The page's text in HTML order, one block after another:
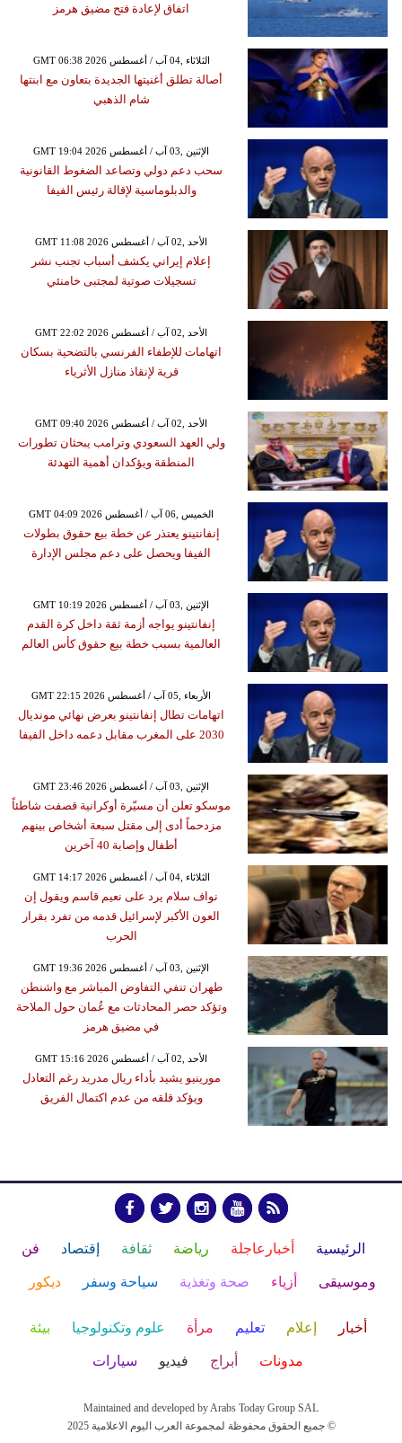
اتفاق لإعادة فتح مضيق هرمز
GMT 06:38 2026 الثلاثاء ,04 آب / أغسطس
أصالة تطلق أغنيتها الجديدة بتعاون مع ابنتها
شام الذهبي
GMT 19:04 2026 الإثنين ,03 آب / أغسطس
سحب دعم دولي وتصاعد الضغوط القانونية
والدبلوماسية لإقالة رئيس الفيفا
GMT 11:08 2026 الأحد ,02 آب / أغسطس
إعلام إيراني يكشف أسباب تجنب نشر
تسجيلات صوتية لمجتبى خامنئي
GMT 22:02 2026 الأحد ,02 آب / أغسطس
اتهامات للإطفاء الفرنسي بالتضحية بسكان
قرية لإنقاذ منازل الأثرياء
GMT 09:40 2026 الأحد ,02 آب / أغسطس
ولي العهد السعودي وترامب يبحثان تطورات
المنطقة ويؤكدان أهمية التهدئة
GMT 04:09 2026 الخميس ,06 آب / أغسطس
إنفانتينو يعتذر عن خطة بيع حقوق بطولات
الفيفا ويحصل على دعم مجلس الإدارة
GMT 10:19 2026 الإثنين ,03 آب / أغسطس
إنفانتينو يواجه أزمة ثقة داخل كرة القدم
العالمية بسبب خطة بيع حقوق كأس العالم
GMT 22:15 2026 الأربعاء ,05 آب / أغسطس
اتهامات تطال إنفانتينو بعرض نهائي مونديال
2030 على المغرب مقابل دعمه داخل الفيفا
GMT 23:46 2026 الإثنين ,03 آب / أغسطس
موسكو تعلن أن مسيّرة أوكرانية قصفت شاطئاً
مزدحماً أدى إلى مقتل سبعة أشخاص بينهم
أطفال وإصابة 40 آخرين
GMT 14:17 2026 الثلاثاء ,04 آب / أغسطس
نواف سلام يرد على نعيم قاسم ويقول إن
العون الأكبر لإسرائيل قدمه من تفرد بقرار
الحرب
GMT 19:36 2026 الإثنين ,03 آب / أغسطس
طهران تنفي التفاوض المباشر مع واشنطن
وتؤكد حصر المحادثات مع عُمان حول الملاحة
في مضيق هرمز
GMT 15:16 2026 الأحد ,02 آب / أغسطس
مورينيو يشيد بأداء ريال مدريد رغم التعادل
ويؤكد قلقه من عدم اكتمال الفريق
الرئيسية أخبارعاجلة رياضة ثقافة إقتصاد فن
وموسيقى أزياء صحة وتغذية سياحة وسفر ديكور
أخبار إعلام تعليم مرأة علوم وتكنولوجيا بيئة
مدونات أبراج فيديو سيارات
Maintained and developed by Arabs Today Group SAL
جميع الحقوق محفوظة لمجموعة العرب اليوم الاعلامية 2025 ©